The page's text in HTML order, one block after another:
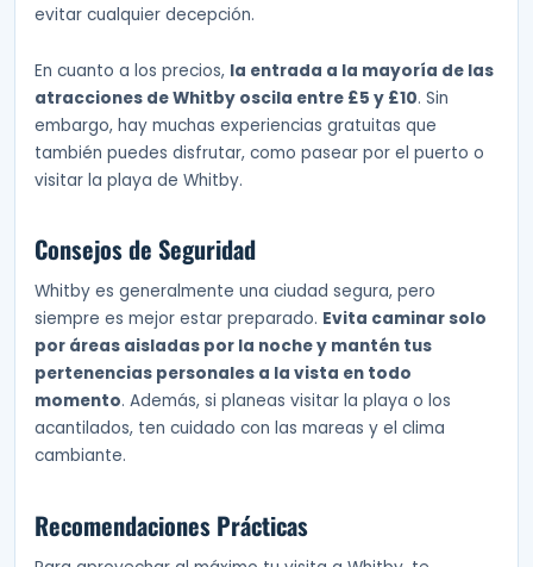
evitar cualquier decepción.
En cuanto a los precios, la entrada a la mayoría de las
atracciones de Whitby oscila entre £5 y £10. Sin
embargo, hay muchas experiencias gratuitas que
también puedes disfrutar, como pasear por el puerto o
visitar la playa de Whitby.
Consejos de Seguridad
Whitby es generalmente una ciudad segura, pero
siempre es mejor estar preparado. Evita caminar solo
por áreas aisladas por la noche y mantén tus
pertenencias personales a la vista en todo
momento. Además, si planeas visitar la playa o los
acantilados, ten cuidado con las mareas y el clima
cambiante.
Recomendaciones Prácticas